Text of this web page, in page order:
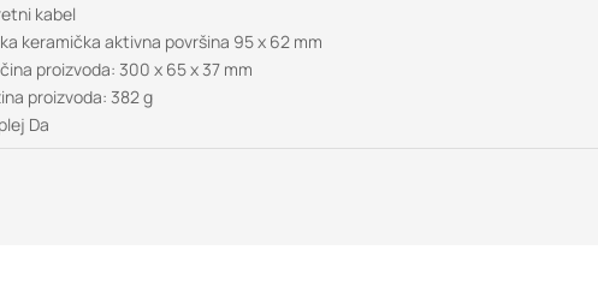
kabel
keramička aktivna površina 95 x 62 mm
proizvoda: 300 x 65 x 37 mm
proizvoda: 382 g
Da